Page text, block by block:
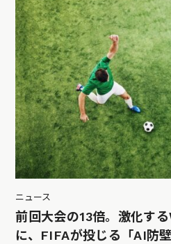
ニュース
前回大会の13倍。激化す
に、FIFAが投じる「AI防